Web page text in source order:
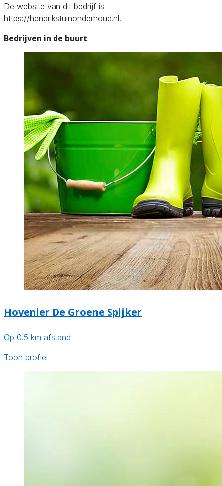
De website van dit bedrijf is
https://hendrikstuinonderhoud.nl.
Bedrijven in de buurt
Hovenier De Groene Spijker
Op 0.5 km afstand
Toon profiel